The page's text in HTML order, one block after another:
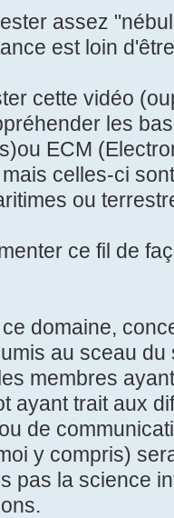
assez
est loin
cette vidéo
les
ECM
celles-ci
ou
ce fil de
domaine,
au sceau
membres
ayant trait aux
de
y compris)
pas la science